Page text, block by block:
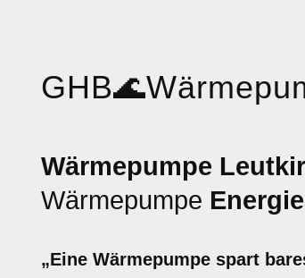
GHB🌊
Wärmepumpe
Wärmepumpe Energie
„Eine Wärmepumpe spart